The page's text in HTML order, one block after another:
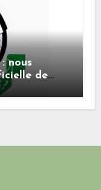
nous
de
de